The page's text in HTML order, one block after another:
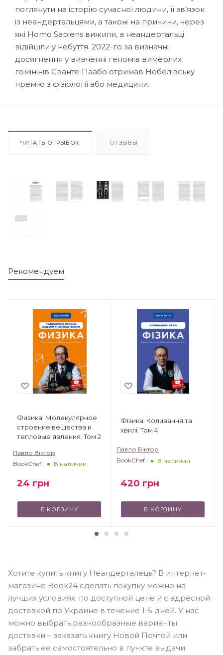
поглянути на історію сучасної людини, її зв’язок
із неандертальцями, а також на причини, через
які Homo Sapiens вижили, а неандертальці
відійшли у небуття. 2022-го за визначні
досягнення у вивченні геномів вимерлих
гомінінів Сванте Паабо отримав Нобелівську
премію з фізіології або медицини.
ЧИТАТЬ ОТРЫВОК ОТЗЫВЫ
Рекомендуем
Физика. Молекулярное
строение вещества и
тепловые явления. Том 2
Павло Віктор
BookChef
В наличии
24 грн
В КОРЗИНУ
Фізика. Коливання та
хвилі. Том 4
Павло Віктор
BookChef
В наличии
420 грн
В КОРЗИНУ
Хотите купить книгу Неандерталець? В интернет-
магазине Book24 сделать покупку можно на
лучших условиях: по доступной цене и с адресной
доставкой по Украине в течение 1-5 дней. У нас
можно выбрать разнообразные варианты
доставки – заказать книгу Новой Почтой или
забрать ее самостоятельно в пункте выдачи